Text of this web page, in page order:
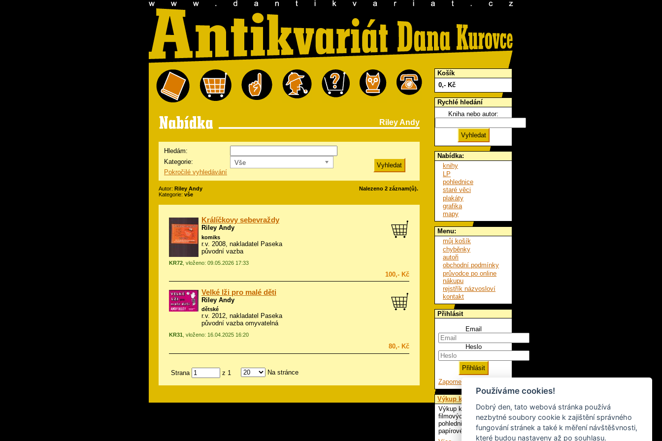
Riley Andy
Hledám:
Kategorie:
Vše
Pokročilé vyhledávání
Autor: Riley Andy
Kategorie: vše
Nalezeno 2 záznam(ů).
Králíčkovy sebevraždy
Riley Andy
komiks
r.v. 2008, nakladatel Paseka
původní vazba
KR72 , vloženo: 09.05.2026 17:33
100,- Kč
Velké lži pro malé děti
Riley Andy
dětské
r.v. 2012, nakladatel Paseka
původní vazba omyvatelná
KR31 , vloženo: 16.04.2025 16:20
80,- Kč
Strana z 1 Na stránce
Košík
0,- Kč
Rychlé hledání
Kniha nebo autor:
Nabídka:
knihy
LP
pohlednice
staré věci
plakáty
grafika
mapy
Menu:
můj košík
chyběnky
autoři
obchodní podmínky
průvodce po online
nákupu
rejstřík názvosloví
kontakt
Přihlásit
Email
Heslo
Zapomenuté heslo
Výkup knih
Výkup knih, LP,
filmových plakátů,
pohlednic a ostatního
papírového artiklu.
Používáme cookies!
Dobrý den, tato webová stránka používá
nezbytné soubory cookie k zajištění správného
fungování stránek a také k měření návštěšvnosti,
které budou nastaveny až po souhlasu.